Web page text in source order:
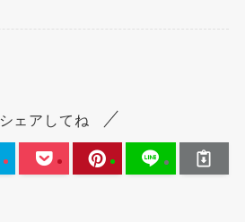
シェアしてね